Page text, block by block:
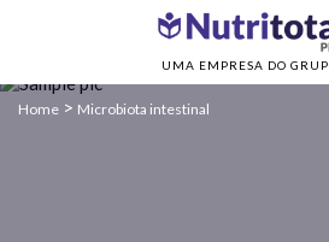
UMA EMPRESA DO
Home > Microbiota intestinal